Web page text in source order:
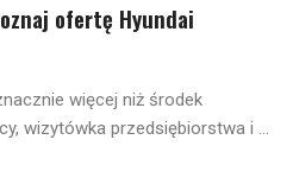
ofertę Hyundai
więcej niż środek
wizytówka przedsiębiorstwa i ...